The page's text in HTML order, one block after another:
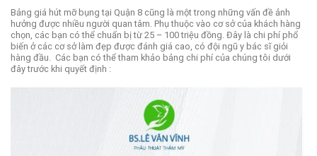
Bảng giá hút mỡ bụng tại Quận 8 cũng là một trong những vấn đề ảnh
hưởng được nhiều người quan tâm. Phụ thuộc vào cơ sở của khách hàng
chọn, các bạn có thể chuẩn bị từ 25 – 100 triệu đồng. Đây là chi phí phổ
biến ở các cơ sở làm đẹp được đánh giá cao, có đội ngũ y bác sĩ giỏi
hàng đầu. Các bạn có thể tham khảo bảng chi phí của chúng tôi dưới
đây trước khi quyết định :